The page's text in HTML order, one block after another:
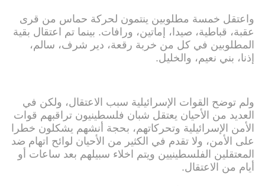
واعتقل خمسة مطلوبين ينتمون لحركة حماس من قرى
عقبة، قباطية، صيدا، إماتين، ورافات. بينما تم اعتقال بقية
المطلوبين في كل من خربة رقعة، دير شرف، سالم،
إذنا، بني نعيم، والخليل.
ولم توضح القوات الإسرائيلية سبب الاعتقال، ولكن في
العديد من الأحيان يعتقل شبان فلسطينيون تراقبهم قوات
الأمن الإسرائيلية وتحركاتهم، بحجة أنشهم يشكلون خطرا
على الأمن، ولا تقدم في الكثير من الأحيان لوائح اتهام ضد
المعتقلين الفلسطينيين ويتم اخلاء سبيلهم بعد ساعات أو
أيام من الاعتقال.